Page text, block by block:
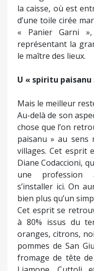
la caisse, où est
d’une toile cirée
« Panier Garni
représentant la
le maître des lieux.
U « spiritu paisanu
Mais le meilleur
Au-delà de son
chose que l’on
paisanu » au sens
villages. Cet esprit
Diane Codaccioni,
une profession
s’installer ici. On
bien plus qu’un
Cet esprit se
à 80% issus du
oranges, citrons,
pommes de San
fromage de tête